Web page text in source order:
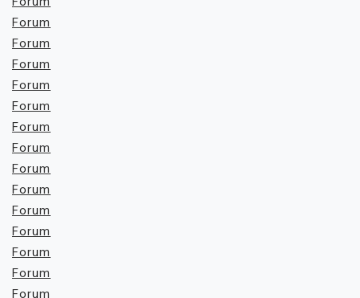
Forum
Forum
Forum
Forum
Forum
Forum
Forum
Forum
Forum
Forum
Forum
Forum
Forum
Forum